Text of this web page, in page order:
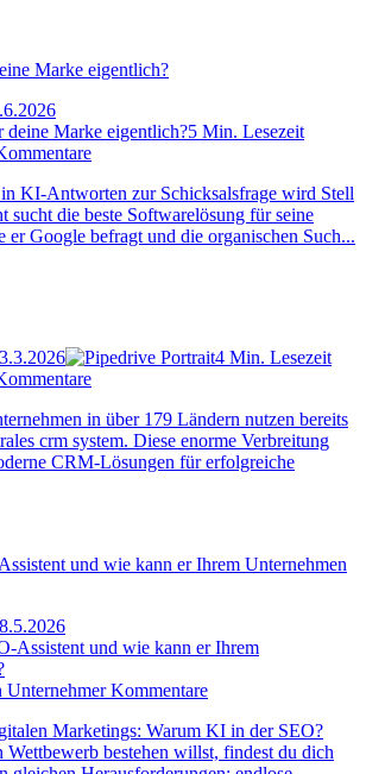
Marke eigentlich?
5 Min. Lesezeit
KI-Antworten zur Schicksalsfrage wird Stell
sucht die beste Softwarelösung für seine
er Google befragt und die organischen Such...
4 Min. Lesezeit
in über 179 Ländern nutzen bereits
crm system. Diese enorme Verbreitung
CRM-Lösungen für erfolgreiche
und wie kann er Ihrem Unternehmen
Kommentare
Marketings: Warum KI in der SEO?
bestehen willst, findest du dich